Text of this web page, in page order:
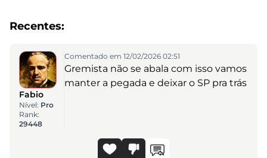
Recentes:
Fabio
Nível: Pro
Rank:
29448
Comentado em 12/02/2026 02:51
Gremista não se abala com isso vamos
manter a pegada e deixar o SP pra trás